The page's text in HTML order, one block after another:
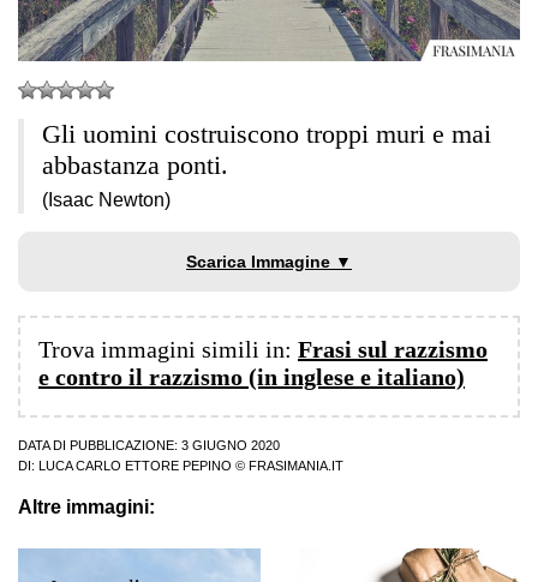
Gli uomini costruiscono troppi muri e mai
abbastanza ponti.
(Isaac Newton)
Scarica Immagine ▼
Trova immagini simili in: Frasi sul razzismo
e contro il razzismo (in inglese e italiano)
DATA DI PUBBLICAZIONE: 3 GIUGNO 2020
DI:
LUCA CARLO ETTORE PEPINO © FRASIMANIA.IT
Altre immagini: